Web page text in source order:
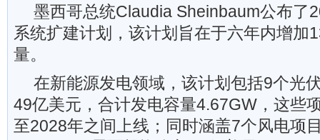
墨西哥总统Claudia Sheinbaum公布了
系统扩建计划，该计划旨在于六年内增加
量。
在新能源发电领域，该计划包括9个光
49亿美元，合计发电容量4.67GW，这些
至2028年之间上线；同时涵盖7个风电项